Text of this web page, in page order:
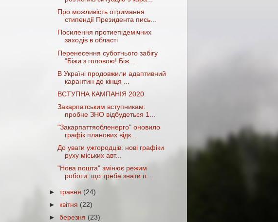
Про можливість отримання
стипендії Президента пись...
Посилення протиепідемічних
заходів в області
Перенесення суботнього забігу
"Біжи з головою! Біж...
В Україні продовжили адаптивний
карантин до кінця ...
ВСТУПНА КАМПАНІЯ 2020
Закарпатським вступникам:
пробне ЗНО відбудеться 1...
"Закарпаттяобленерго" оновило
графік планових відк...
До уваги ужгородців: нові графіки
руху міських авт...
"Нова пошта" змінює режим
роботи: що треба знати п...
►травня (24)
► квітня (22)
►березня (23)